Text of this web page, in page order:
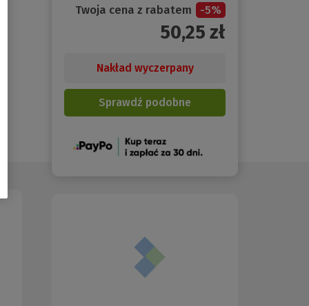
Twoja cena z rabatem -5%
50,25 zł
Nakład wyczerpany
Sprawdź podobne
(Nowe